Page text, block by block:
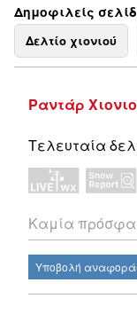
Δημοφιλείς
Δελτίο χιονιού
Ραντάρ
Τελευταία
Καμία
Υποβολή